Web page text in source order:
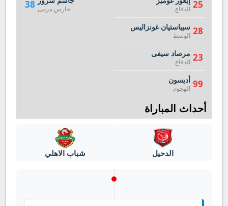
38 حارس مرمى 25 الدفاع
28 سيباستيان غونزاليس
الوسط
23 مرصاد سیفی
الدفاع
99 أديسون
الهجوم
أحداث المباراة
الدحيل شباب الاهلي